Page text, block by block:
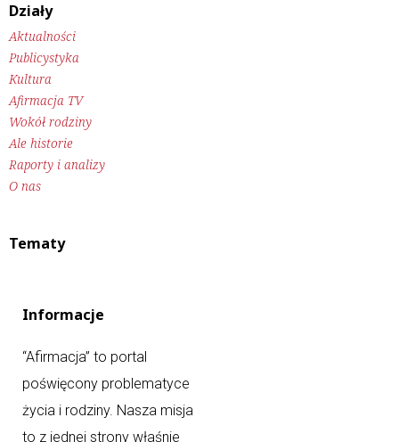
Działy
Aktualności
Publicystyka
Kultura
Afirmacja TV
Wokół rodziny
Ale historie
Raporty i analizy
O nas
Tematy
Informacje
“Afirmacja” to portal
poświęcony problematyce
życia i rodziny. Nasza misja
to z jednej strony właśnie